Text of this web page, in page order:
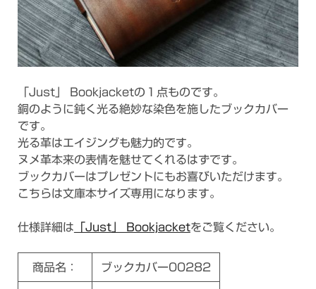
「Just」 Bookjacketの１点ものです。
銅のように鈍く光る絶妙な染色を施したブックカバー
です。
光る革はエイジングも魅力的です。
ヌメ革本来の表情を魅せてくれるはずです。
ブックカバーはプレゼントにもお喜びいただけます。
こちらは文庫本サイズ専用になります。
仕様詳細は 「Just」 Bookjacketをご覧ください。
商品名： ブックカバー00282